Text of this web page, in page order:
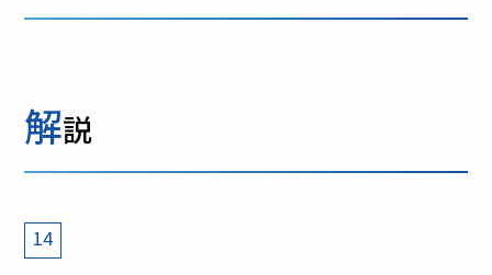
解説
14